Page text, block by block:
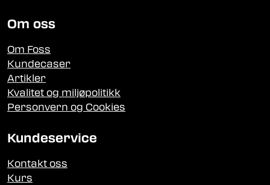
Om oss
Om Foss
Kundecaser
Artikler
Kvalitet og miljøpolitikk
Personvern og Cookies
Kundeservice
Kontakt oss
Kurs